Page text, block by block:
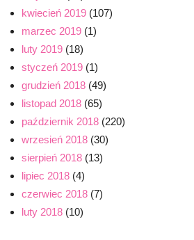
kwiecień 2019 (107)
marzec 2019 (1)
luty 2019 (18)
styczeń 2019 (1)
grudzień 2018 (49)
listopad 2018 (65)
październik 2018 (220)
wrzesień 2018 (30)
sierpień 2018 (13)
lipiec 2018 (4)
czerwiec 2018 (7)
luty 2018 (10)